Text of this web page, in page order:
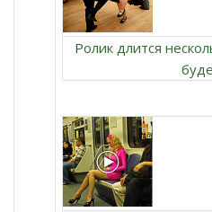
Ролик длится